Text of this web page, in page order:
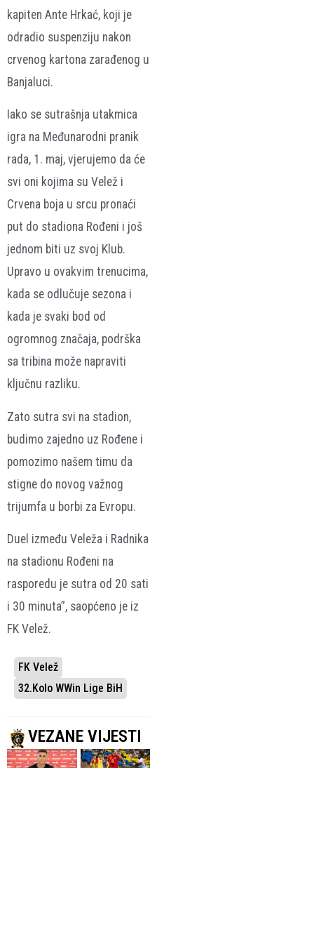
kapiten Ante Hrkać, koji je
odradio suspenziju nakon
crvenog kartona zarađenog u
Banjaluci.
Iako se sutrašnja utakmica
igra na Međunarodni pranik
rada, 1. maj, vjerujemo da će
svi oni kojima su Velež i
Crvena boja u srcu pronaći
put do stadiona Rođeni i još
jednom biti uz svoj Klub.
Upravo u ovakvim trenucima,
kada se odlučuje sezona i
kada je svaki bod od
ogromnog značaja, podrška
sa tribina može napraviti
ključnu razliku.
Zato sutra svi na stadion,
budimo zajedno uz Rođene i
pomozimo našem timu da
stigne do novog važnog
trijumfa u borbi za Evropu.
Duel između Veleža i Radnika
na stadionu Rođeni na
rasporedu je sutra od 20 sati
i 30 minuta”, saopćeno je iz
FK Velež.
FK Velež
32.kolo WWin Lige BiH
VEZANE VIJESTI